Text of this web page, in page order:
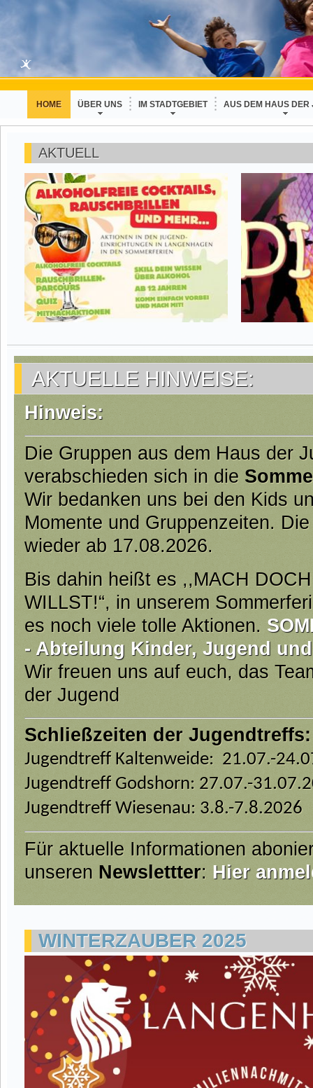
HOME ÜBER UNS IM STADTGEBIET AUS DEM HAUS DER
AKTUELL
AKTUELLE HINWEISE:
Hinweis:
Die Gruppen aus dem Haus der
verabschieden sich in die
Wir bedanken uns bei den Kids
Momente und Gruppenzeiten.
wieder ab 17.08.2026.
Bis dahin heißt es ,,MACH
WILLST!“, in unserem
es noch viele tolle Aktionen.
- Abteilung Kinder, Jugend
Wir freuen uns auf euch, das
der Jugend
Schließzeiten der Jugendtreffs:
Jugendtreff Kaltenweide: 21.07.-
Jugendtreff Godshorn: 27.07.-
Jugendtreff Wiesenau: 3.8.-7.8.2026
Für aktuelle Informationen
unseren Newslettter: Hier
WINTERZAUBER 2025